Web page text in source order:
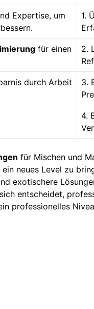
Expertise, um
1.
für einen
2.
durch Arbeit
3.
4.
für Mischen und
neues Level zu
exotischere
entscheidet,
professionelles